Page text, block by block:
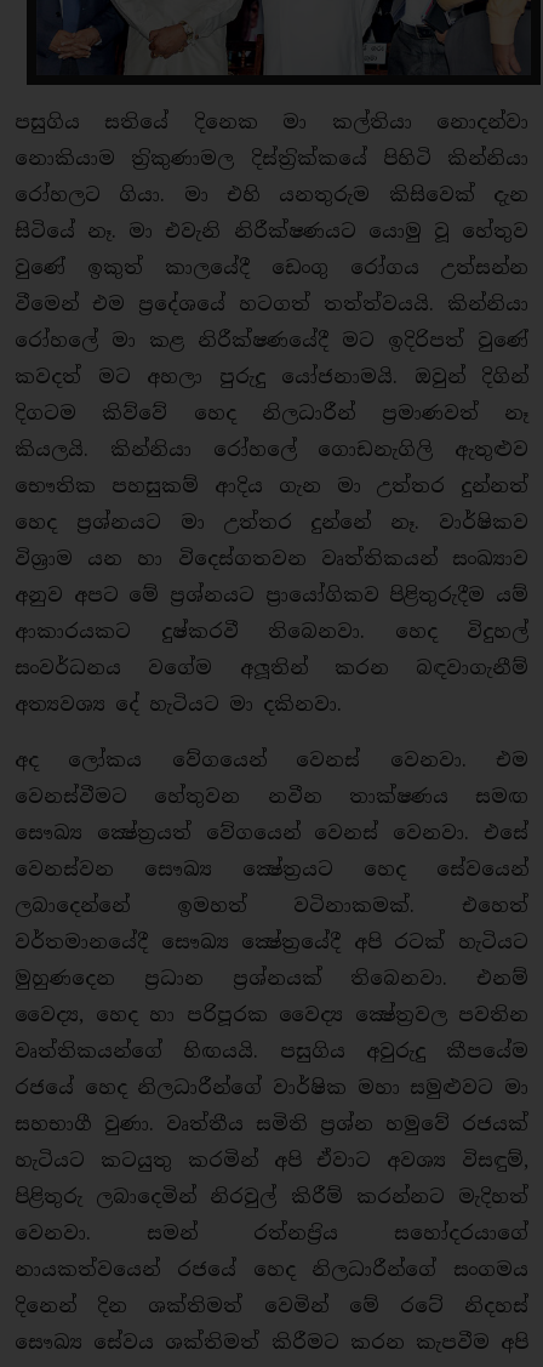
පසුගිය සතියේ දිනෙක මා කල්තියා නොදන්වා
නොකියාම ත‍්‍රිකුණාමල දිස්ත‍්‍රික්කයේ පිහිටි කින්නියා
රෝහලට ගියා. මා එහි යනතුරුම කිසිවෙක් දැන
සිටියේ නෑ. මා එවැනි නිරීක්ෂණයට යොමු වූ හේතුව
වුණේ ඉකුත් කාලයේදී ඩෙංගු රෝගය උත්සන්න
වීමෙන් එම ප‍්‍රදේශයේ හටගත් තත්ත්වයයි. කින්නියා
රෝහලේ මා කළ නිරීක්ෂණයේදී මට ඉදිරිපත් වුණේ
කවදත් මට අහලා පුරුදු යෝජනාමයි. ඔවුන් දිගින්
දිගටම කිව්වේ හෙද නිලධාරීන් ප‍්‍රමාණවත් නෑ
කියලයි. කින්නියා රෝහලේ ගොඩනැගිලි ඇතුළුව
භෞතික පහසුකම් ආදිය ගැන මා උත්තර දුන්නත්
හෙද ප‍්‍රශ්නයට මා උත්තර දුන්නේ නෑ. වාර්ෂිකව
විශ‍්‍රාම යන හා විදෙස්ගතවන වෘත්තිකයන් සංඛ්‍යාව
අනුව අපට මේ ප‍්‍රශ්නයට ප‍්‍රායෝගිකව පිළිතුරුදීම යම්
ආකාරයකට දුෂ්කරවී තිබෙනවා. හෙද විදුහල්
සංවර්ධනය වගේම අලූතින් කරන බඳවාගැනීම්
අත්‍යවශ්‍ය දේ හැටියට මා දකිනවා.
අද ලෝකය වේගයෙන් වෙනස් වෙනවා. එම
වෙනස්වීමට හේතුවන නවීන තාක්ෂණය සමඟ
සෞඛ්‍ය ක්‍ෂේත‍්‍රයත් වේගයෙන් වෙනස් වෙනවා. එසේ
වෙනස්වන සෞඛ්‍ය ක්‍ෂේත‍්‍රයට හෙද සේවයෙන්
ලබාදෙන්නේ ඉමහත් වටිනාකමක්. එහෙත්
වර්තමානයේදී සෞඛ්‍ය ක්‍ෂේත‍්‍රයේදී අපි රටක් හැටියට
මුහුණදෙන ප‍්‍රධාන ප‍්‍රශ්නයක් තිබෙනවා. එනම්
වෛද්‍ය, හෙද හා පරිපූරක වෛද්‍ය ක්‍ෂේත‍්‍රවල පවතින
වෘත්තිකයන්ගේ හිඟයයි. පසුගිය අවුරුදු කීපයේම
රජයේ හෙද නිලධාරීන්ගේ වාර්ෂික මහා සමුළුවට මා
සහභාගී වුණා. වෘත්තීය සමිති ප‍්‍රශ්න හමුවේ රජයක්
හැටියට කටයුතු කරමින් අපි ඒවාට අවශ්‍ය විසඳුම්,
පිළිතුරු ලබාදෙමින් නිරවුල් කිරීම් කරන්නට මැදිහත්
වෙනවා. සමන් රත්නප‍්‍රිය සහෝදරයාගේ
නායකත්වයෙන් රජයේ හෙද නිලධාරීන්ගේ සංගමය
දිනෙන් දින ශක්තිමත් වෙමින් මේ රටේ නිදහස්
සෞඛ්‍ය සේවය ශක්තිමත් කිරීමට කරන කැපවීම අපි